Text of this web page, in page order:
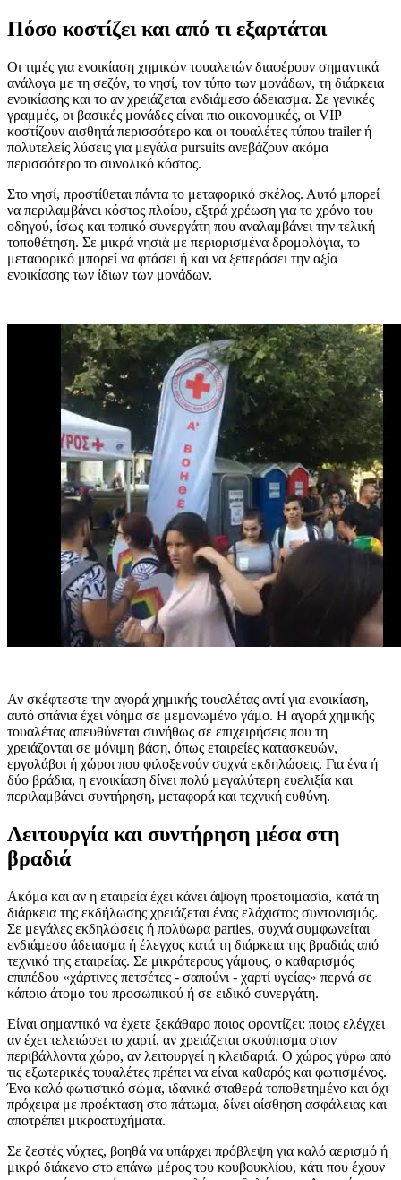
Πόσο κοστίζει και από τι εξαρτάται
Οι τιμές για ενοικίαση χημικών τουαλετών διαφέρουν σημαντικά
ανάλογα με τη σεζόν, το νησί, τον τύπο των μονάδων, τη διάρκεια
ενοικίασης και το αν χρειάζεται ενδιάμεσο άδειασμα. Σε γενικές
γραμμές, οι βασικές μονάδες είναι πιο οικονομικές, οι VIP
κοστίζουν αισθητά περισσότερο και οι τουαλέτες τύπου trailer ή
πολυτελείς λύσεις για μεγάλα pursuits ανεβάζουν ακόμα
περισσότερο το συνολικό κόστος.
Στο νησί, προστίθεται πάντα το μεταφορικό σκέλος. Αυτό μπορεί
να περιλαμβάνει κόστος πλοίου, εξτρά χρέωση για το χρόνο του
οδηγού, ίσως και τοπικό συνεργάτη που αναλαμβάνει την τελική
τοποθέτηση. Σε μικρά νησιά με περιορισμένα δρομολόγια, το
μεταφορικό μπορεί να φτάσει ή και να ξεπεράσει την αξία
ενοικίασης των ίδιων των μονάδων.
Αν σκέφτεστε την αγορά χημικής τουαλέτας αντί για ενοικίαση,
αυτό σπάνια έχει νόημα σε μεμονωμένο γάμο. Η αγορά χημικής
τουαλέτας απευθύνεται συνήθως σε επιχειρήσεις που τη
χρειάζονται σε μόνιμη βάση, όπως εταιρείες κατασκευών,
εργολάβοι ή χώροι που φιλοξενούν συχνά εκδηλώσεις. Για ένα ή
δύο βράδια, η ενοικίαση δίνει πολύ μεγαλύτερη ευελιξία και
περιλαμβάνει συντήρηση, μεταφορά και τεχνική ευθύνη.
Λειτουργία και συντήρηση μέσα στη
βραδιά
Ακόμα και αν η εταιρεία έχει κάνει άψογη προετοιμασία, κατά τη
διάρκεια της εκδήλωσης χρειάζεται ένας ελάχιστος συντονισμός.
Σε μεγάλες εκδηλώσεις ή πολύωρα parties, συχνά συμφωνείται
ενδιάμεσο άδειασμα ή έλεγχος κατά τη διάρκεια της βραδιάς από
τεχνικό της εταιρείας. Σε μικρότερους γάμους, ο καθαρισμός
επιπέδου «χάρτινες πετσέτες - σαπούνι - χαρτί υγείας» περνά σε
κάποιο άτομο του προσωπικού ή σε ειδικό συνεργάτη.
Είναι σημαντικό να έχετε ξεκάθαρο ποιος φροντίζει: ποιος ελέγχει
αν έχει τελειώσει το χαρτί, αν χρειάζεται σκούπισμα στον
περιβάλλοντα χώρο, αν λειτουργεί η κλειδαριά. Ο χώρος γύρω από
τις εξωτερικές τουαλέτες πρέπει να είναι καθαρός και φωτισμένος.
Ένα καλό φωτιστικό σώμα, ιδανικά σταθερά τοποθετημένο και όχι
πρόχειρα με προέκταση στο πάτωμα, δίνει αίσθηση ασφάλειας και
αποτρέπει μικροατυχήματα.
Σε ζεστές νύχτες, βοηθά να υπάρχει πρόβλεψη για καλό αερισμό ή
μικρό διάκενο στο επάνω μέρος του κουβουκλίου, κάτι που έχουν